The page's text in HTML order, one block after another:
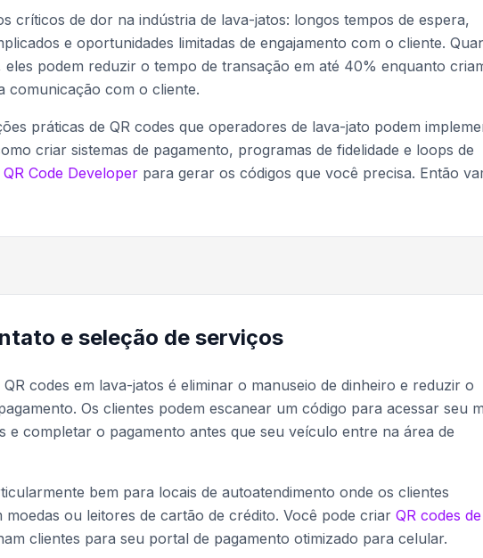
críticos de dor na indústria de lava-jatos: longos tempos de espera,
e oportunidades limitadas de engajamento com o cliente.
podem reduzir o tempo de transação em até 40% enquanto
comunicação com o cliente.
práticas de QR codes que operadores de lava-jato podem
criar sistemas de pagamento, programas de fidelidade e loops de
QR Code Developer para gerar os códigos que você precisa. Então
e seleção de serviços
codes em lava-jatos é eliminar o manuseio de dinheiro e reduzir o
Os clientes podem escanear um código para acessar seu
e completar o pagamento antes que seu veículo entre na área de
bem para locais de autoatendimento onde os clientes
ou leitores de cartão de crédito. Você pode criar QR codes de
clientes para seu portal de pagamento otimizado para celular.